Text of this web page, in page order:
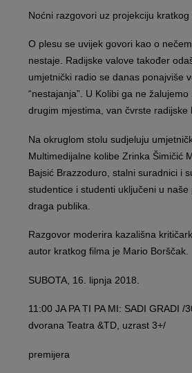
Noćni razgovori uz projekciju kratkog
O plesu se uvijek govori kao o
nestaje. Radijske valove također
umjetnički radio se danas ponajviše
“nestajanja”. U Kolibi ga ne
drugim mjestima, van čvrste radijske
Na okruglom stolu sudjeluju
Multimedijalne kolibe Zrinka Šimičić
Bajsić Brazzoduro, stalni suradnici i
studentice i studenti uključeni u naše
draga publika.
Razgovor moderira kazališna
autor kratkog filma je Mario Borščak.
SUBOTA, 16. lipnja 2018.
11:00 JA PA TI PA MI: SADI GRADI /
dvorana Teatra &TD, uzrast 3+/
premijera